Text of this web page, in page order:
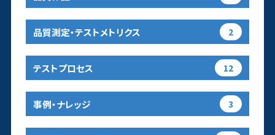
品質測定・テストメトリクス 2
テストプロセス 12
事例・ナレッジ 3